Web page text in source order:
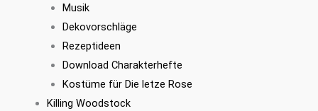
Musik
Dekovorschläge
Rezeptideen
Download Charakterhefte
Kostüme für Die letze Rose
Killing Woodstock